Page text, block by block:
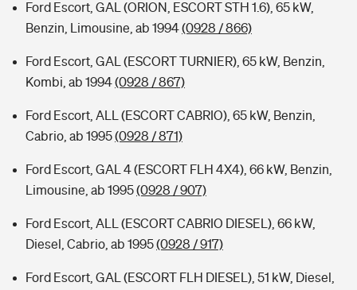
Ford Escort, GAL (ORION, ESCORT STH 1.6), 65 kW,
Benzin, Limousine, ab 1994(0928 / 866)
Ford Escort, GAL (ESCORT TURNIER), 65 kW, Benzin,
Kombi, ab 1994(0928 / 867)
Ford Escort, ALL (ESCORT CABRIO), 65 kW, Benzin,
Cabrio, ab 1995(0928 / 871)
Ford Escort, GAL 4 (ESCORT FLH 4X4), 66 kW, Benzin,
Limousine, ab 1995(0928 / 907)
Ford Escort, ALL (ESCORT CABRIO DIESEL), 66 kW,
Diesel, Cabrio, ab 1995(0928 / 917)
Ford Escort, GAL (ESCORT FLH DIESEL), 51 kW, Diesel,